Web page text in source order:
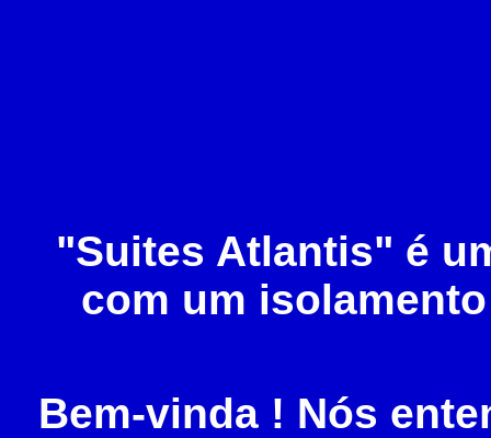
"Suites Atlantis" é
com um
Bem-vinda ! Nós